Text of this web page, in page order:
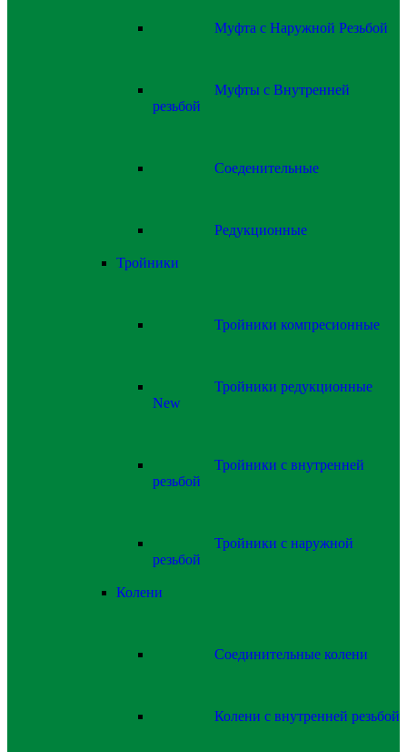
Муфта с Наружной Резьбой
Муфты с Внутренней
резьбой
Соеденительные
Редукционные
Тройники
Тройники компресионные
Тройники редукционные
New
Тройники с внутренней
резьбой
Тройники с наружной
резьбой
Колени
Соединительные колени
Колени с внутренней резьбой